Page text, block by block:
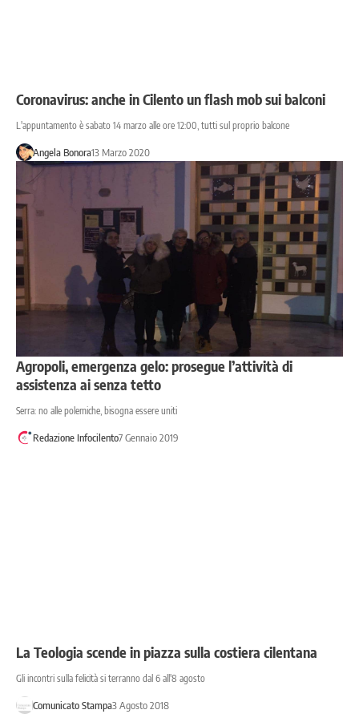
Coronavirus: anche in Cilento un flash mob sui balconi
L'appuntamento è sabato 14 marzo alle ore 12:00, tutti sul proprio balcone
Angela Bonora13 Marzo 2020
Agropoli, emergenza gelo: prosegue l’attività di
assistenza ai senza tetto
Serra: no alle polemiche, bisogna essere uniti
Redazione Infocilento7 Gennaio 2019
La Teologia scende in piazza sulla costiera cilentana
Gli incontri sulla felicità si terranno dal 6 all'8 agosto
Comunicato Stampa3 Agosto 2018